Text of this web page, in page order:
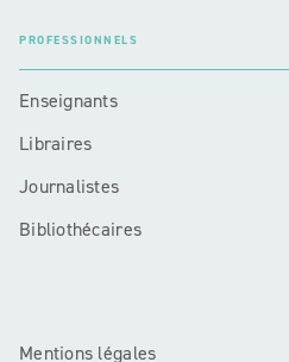
PROFESSIONNELS
Enseignants
Libraires
Journalistes
Bibliothécaires
Mentions légales